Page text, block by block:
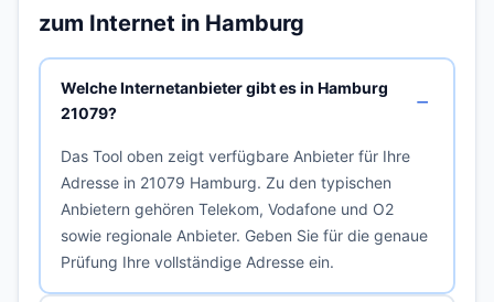
zum Internet in Hamburg
Welche Internetanbieter gibt es in Hamburg
21079?
Das Tool oben zeigt verfügbare Anbieter für Ihre
Adresse in 21079 Hamburg. Zu den typischen
Anbietern gehören Telekom, Vodafone und O2
sowie regionale Anbieter. Geben Sie für die genaue
Prüfung Ihre vollständige Adresse ein.